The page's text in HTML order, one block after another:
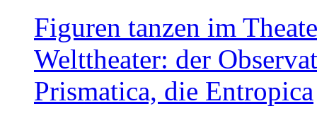
Figuren tanzen im
Welttheater: der
Prismatica, die Entropica